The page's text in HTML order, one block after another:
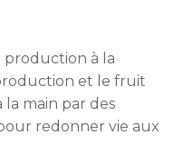
production à la
et le fruit
la main par des
redonner vie aux